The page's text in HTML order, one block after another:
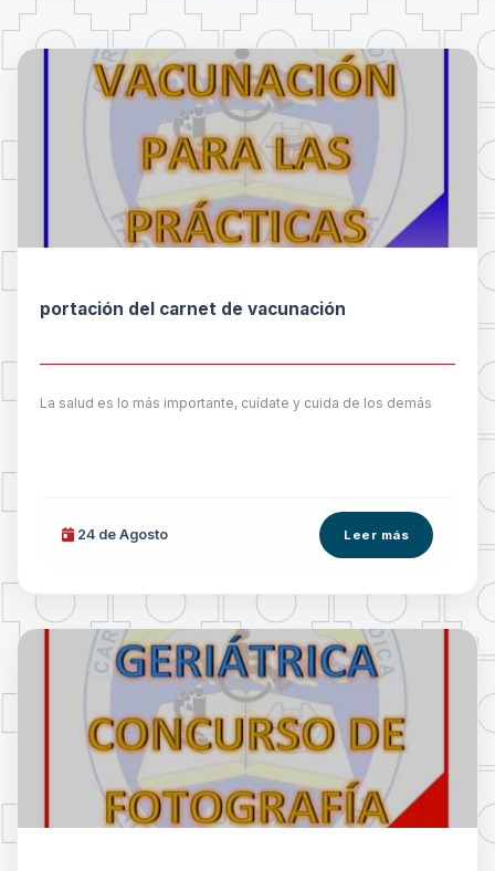
portación del carnet de vacunación
La salud es lo más importante, cuídate y cuida de los demás
24 de Agosto Leer más